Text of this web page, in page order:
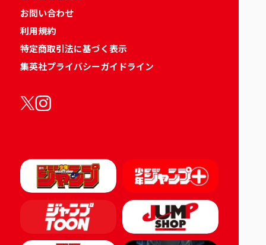
お問い合わせ
利用規約
特定商取引法に基づく表示
集英社プライバシーガイドライン